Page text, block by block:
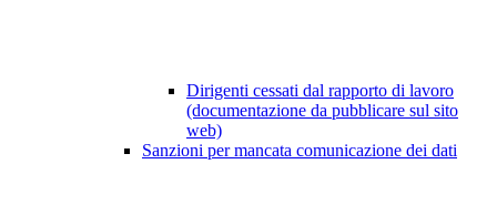
Dirigenti cessati dal rapporto di lavoro
(documentazione da pubblicare sul sito
web)
Sanzioni per mancata comunicazione dei dati